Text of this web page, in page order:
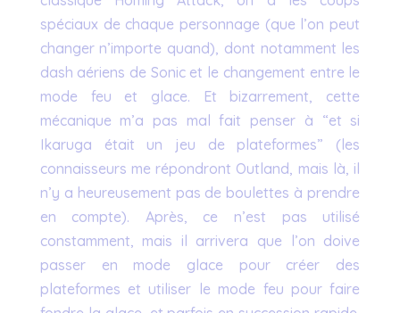
spéciaux de chaque personnage (que l’on peut
changer n’importe quand), dont notamment les
dash aériens de Sonic et le changement entre le
mode feu et glace. Et bizarrement, cette
mécanique m’a pas mal fait penser à “et si
Ikaruga était un jeu de plateformes” (les
connaisseurs me répondront Outland, mais là, il
n’y a heureusement pas de boulettes à prendre
en compte). Après, ce n’est pas utilisé
constamment, mais il arrivera que l’on doive
passer en mode glace pour créer des
plateformes et utiliser le mode feu pour faire